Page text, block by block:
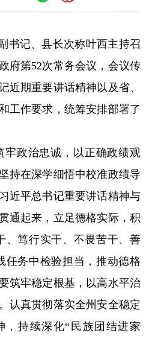
书记、县长次称叶西主持召
府第52次常务会议，会议传
近期重要讲话精神以及省、
工作要求，统筹安排部署了
牢政治忠诚，以正确政绩观
持在深学细悟中校准政绩导
近平总书记重要讲话精神与
通起来，立足德格实际，积
、笃行实干、不畏苦干、善
任务中检验担当，推动德格
筑牢稳定根基，以高水平治
认真贯彻落实全州安全稳定
，持续深化“民族团结进家